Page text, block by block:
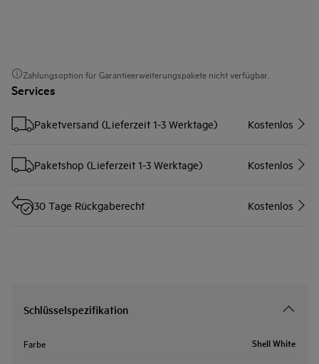
Zahlungsoption für Garantieerweiterungspakete nicht verfügbar.
Services
Paketversand (Lieferzeit 1-3 Werktage) Kostenlos
Paketshop (Lieferzeit 1-3 Werktage) Kostenlos
30 Tage Rückgaberecht Kostenlos
Schlüsselspezifikation
Farbe Shell White